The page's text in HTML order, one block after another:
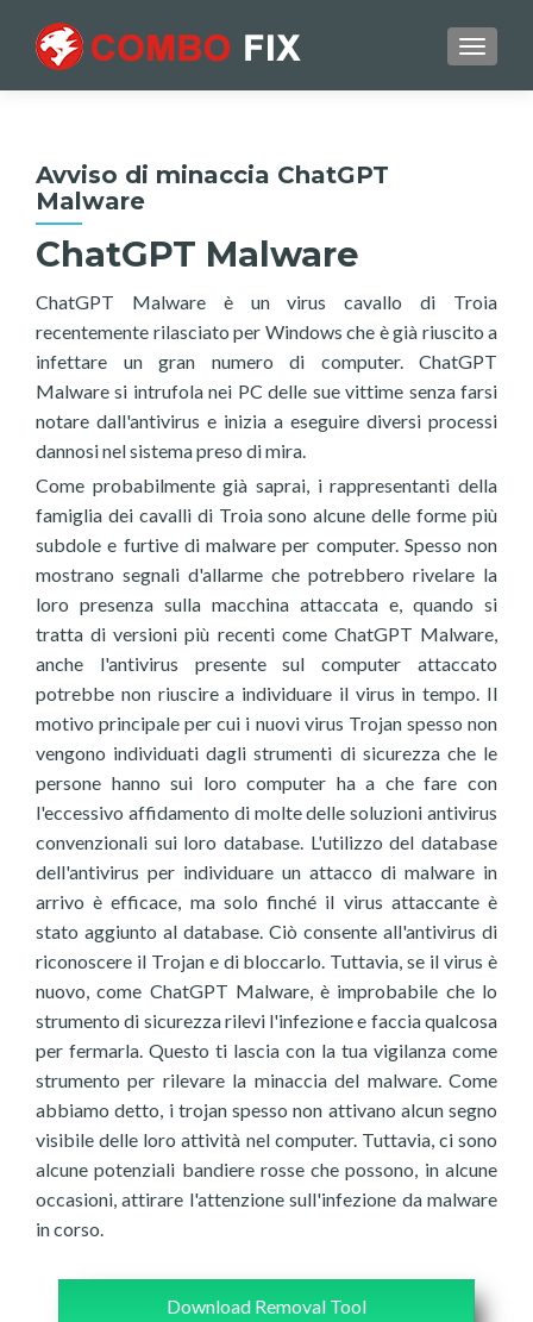
Avviso di minaccia ChatGPT
Malware
ChatGPT Malware
ChatGPT Malware è un virus cavallo di Troia
recentemente rilasciato per Windows che è già riuscito a
infettare un gran numero di computer. ChatGPT
Malware si intrufola nei PC delle sue vittime senza farsi
notare dall'antivirus e inizia a eseguire diversi processi
dannosi nel sistema preso di mira.
Come probabilmente già saprai, i rappresentanti della
famiglia dei cavalli di Troia sono alcune delle forme più
subdole e furtive di malware per computer. Spesso non
mostrano segnali d'allarme che potrebbero rivelare la
loro presenza sulla macchina attaccata e, quando si
tratta di versioni più recenti come ChatGPT Malware,
anche l'antivirus presente sul computer attaccato
potrebbe non riuscire a individuare il virus in tempo. Il
motivo principale per cui i nuovi virus Trojan spesso non
vengono individuati dagli strumenti di sicurezza che le
persone hanno sui loro computer ha a che fare con
l'eccessivo affidamento di molte delle soluzioni antivirus
convenzionali sui loro database. L'utilizzo del database
dell'antivirus per individuare un attacco di malware in
arrivo è efficace, ma solo finché il virus attaccante è
stato aggiunto al database. Ciò consente all'antivirus di
riconoscere il Trojan e di bloccarlo. Tuttavia, se il virus è
nuovo, come ChatGPT Malware, è improbabile che lo
strumento di sicurezza rilevi l'infezione e faccia qualcosa
per fermarla. Questo ti lascia con la tua vigilanza come
strumento per rilevare la minaccia del malware. Come
abbiamo detto, i trojan spesso non attivano alcun segno
visibile delle loro attività nel computer. Tuttavia, ci sono
alcune potenziali bandiere rosse che possono, in alcune
occasioni, attirare l'attenzione sull'infezione da malware
in corso.
Download Removal Tool